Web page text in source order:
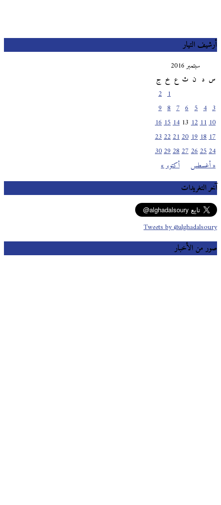
أرشيف التيار
سبتمبر 2016
س
ن ث خ ج
« أغسطس أكتوبر »
10
11
12
13
14
15
16
17
18
19
20
21
22
23
24
25
26
27
28
29
30
آخر التغريدات
Tweets by @alghadalsoury
صور من الأخبار